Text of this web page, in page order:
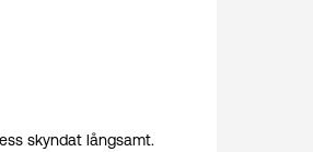
skyndat långsamt.